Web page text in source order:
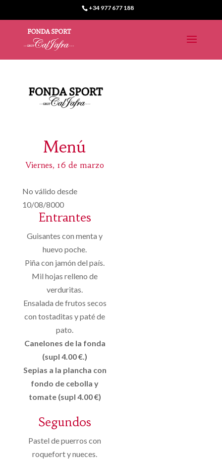
+34 977 677 188
Menú
Viernes, 16 de marzo
No válido desde
10/08/8000
Entrantes
Guisantes con menta y
huevo poche.
Piña con jamón del país.
Mil hojas relleno de
verduritas.
Ensalada de frutos secos
con tostaditas y paté de
pato.
Canelones de la fonda
(supl 4.00 €.)
Sepias a la plancha con
fondo de cebolla y
tomate (supl 4.00 €)
Segundos
Pastel de puerros con
roquefort y nueces.